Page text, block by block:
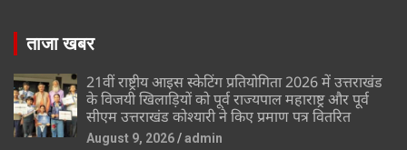
ताजा खबर
21वीं राष्ट्रीय आइस स्केटिंग प्रतियोगिता 2026 में उत्तराखंड
के विजयी खिलाड़ियों को पूर्व राज्यपाल महाराष्ट्र और पूर्व
सीएम उत्तराखंड कोश्यारी ने किए प्रमाण पत्र वितरित
August 9, 2026 admin